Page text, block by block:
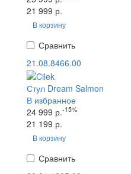
21 999 р.
В корзину
Сравнить
21.08.8466.00
Стул Dream Salmon
В избранное
24 999 р.-15%
21 199 р.
В корзину
Сравнить